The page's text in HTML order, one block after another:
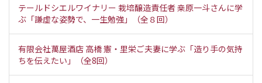
テールドシエルワイナリー 栽培醸造責任者 桒原一斗さんに学
ぶ「謙虚な姿勢で、一生勉強」（全８回）
有限会社萬屋酒店 高橋 憲・里栄ご夫妻に学ぶ「造り手の気持
ちを伝えたい」（全8回）